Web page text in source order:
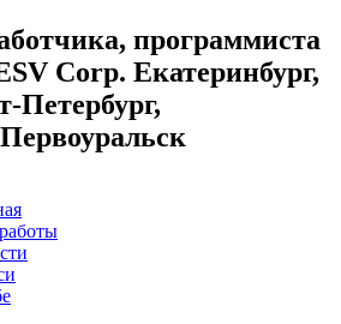
программиста
Corp. Екатеринбург,
Петербург,